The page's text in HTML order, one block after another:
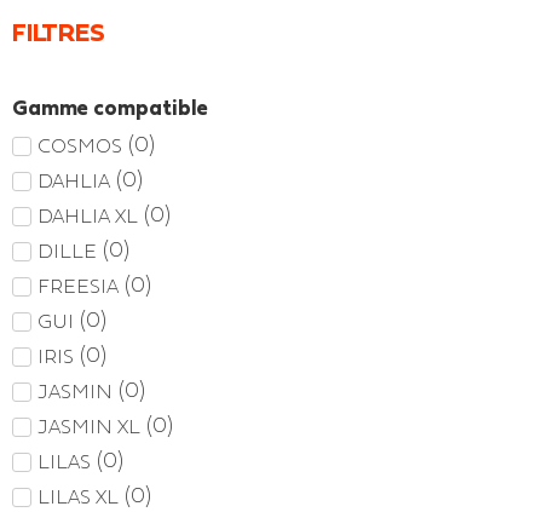
FILTRES
Gamme compatible
COSMOS (0)
DAHLIA (0)
DAHLIA XL (0)
DILLE (0)
FREESIA (0)
GUI (0)
IRIS (0)
JASMIN (0)
JASMIN XL (0)
LILAS (0)
LILAS XL (0)